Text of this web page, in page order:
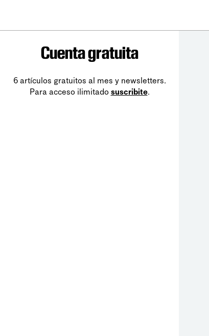
Cuenta gratuita
6 artículos gratuitos al mes y newsletters.
Para acceso ilimitado suscribite.